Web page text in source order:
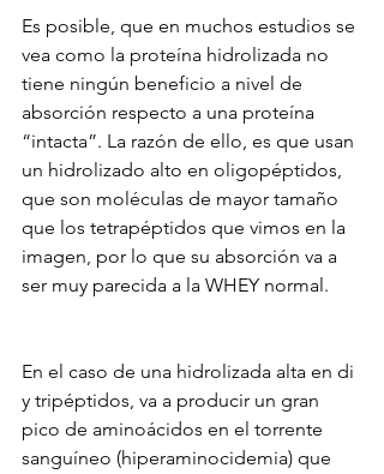
Es posible, que en muchos estudios se
vea como la proteína hidrolizada no
tiene ningún beneficio a nivel de
absorción respecto a una proteína
“intacta”. La razón de ello, es que usan
un hidrolizado alto en oligopéptidos,
que son moléculas de mayor tamaño
que los tetrapéptidos que vimos en la
imagen, por lo que su absorción va a
ser muy parecida a la WHEY normal.
En el caso de una hidrolizada alta en di
y tripéptidos, va a producir un gran
pico de aminoácidos en el torrente
sanguíneo (hiperaminocidemia) que